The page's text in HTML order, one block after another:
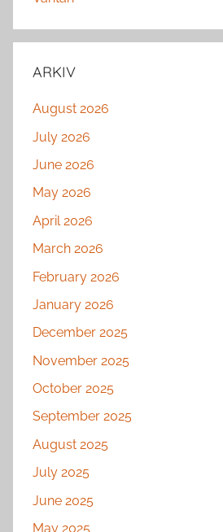
ARKIV
August 2026
July 2026
June 2026
May 2026
April 2026
March 2026
February 2026
January 2026
December 2025
November 2025
October 2025
September 2025
August 2025
July 2025
June 2025
May 2025